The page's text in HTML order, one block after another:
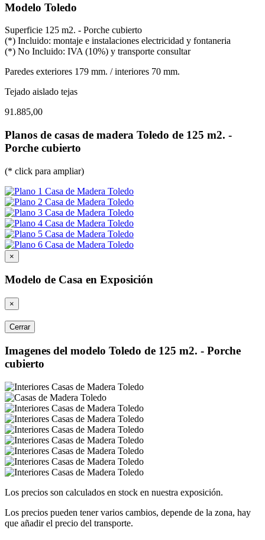
Modelo Toledo
Superficie 125 m2. - Porche cubierto
(*) Incluido: montaje e instalaciones electricidad y fontaneria
(*) No Incluido: IVA (10%) y transporte consultar
Paredes exteriores 179 mm. / interiores 70 mm.
Tejado aislado tejas
91.885,00
Planos de casas de madera Toledo de 125 m2. -
Porche cubierto
(* click para ampliar)
×
Modelo de Casa en Exposición
×
Cerrar
Imagenes del modelo Toledo de 125 m2. - Porche
cubierto
Los precios son calculados en stock en nuestra exposición.
Los precios pueden tener varios cambios, depende de la zona, hay
que añadir el precio del transporte.